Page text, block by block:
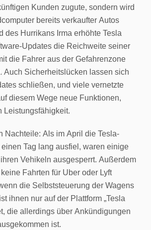
Kunden zugute, sondern wird
bereits verkaufter Autos
des Hurrikans Irma erhöhte Tesla
Updates die Reichweite seiner
die Fahrer aus der Gefahrenzone
Auch Sicherheitslücken lassen sich
schließen, und viele vernetzte
diesem Wege neue Funktionen,
Leistungsfähigkeit.
Nachteile: Als im April die Tesla-
Tag lang ausfiel, waren einige
Vehikeln ausgesperrt. Außerdem
Fahrten für Uber oder Lyft
die Selbststeuerung der Wagens
ihnen nur auf der Plattform „Tesla
die allerdings über Ankündigungen
ist.